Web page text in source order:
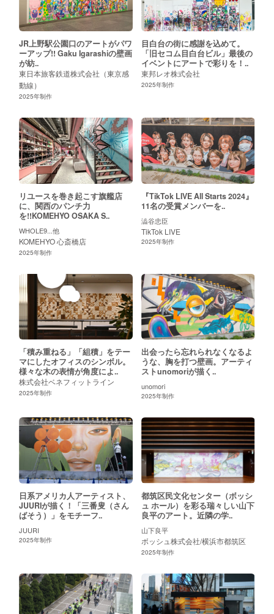
JR上野駅公園口のアートがパワ
ーアップ!! Gaku Igarashiの壁画
が紡..
東日本旅客鉄道株式会社（東京感
動線）
2025年制作
目白台の街に感謝を込めて。
「旧セコム目白台ビル」最後の
イベントにアートで彩りを！..
東邦レオ株式会社
2025年制作
リユースを巻き起こす旗艦店
に、関西のパンチ力
を!!KOMEHYO OSAKA S..
WHOLE9...他
KOMEHYO 心斎橋店
2025年制作
『TikTok LIVE All Starts 2024』
11名の受賞メンバーを..
澁谷忠臣
TikTok LIVE
2025年制作
「積み重ねる」「組積」をテー
マにしたオフィスのシンボル。
様々な木の表情が角度によ..
株式会社ベネフィットライン
2025年制作
出会ったら忘れられなくなるよ
うな、胸を打つ壁画。アーティ
ストunomoriが描く..
unomori
2025年制作
日系アメリカ人アーティスト、
JUURIが描く！「三番叟（さん
ばそう）」をモチーフ..
JUURI
2025年制作
都筑区民文化センター（ボッシ
ュ ホール）を彩る瑞々しい山下
良平のアート。近隣の学..
山下良平
ボッシュ株式会社/横浜市都筑区
2025年制作